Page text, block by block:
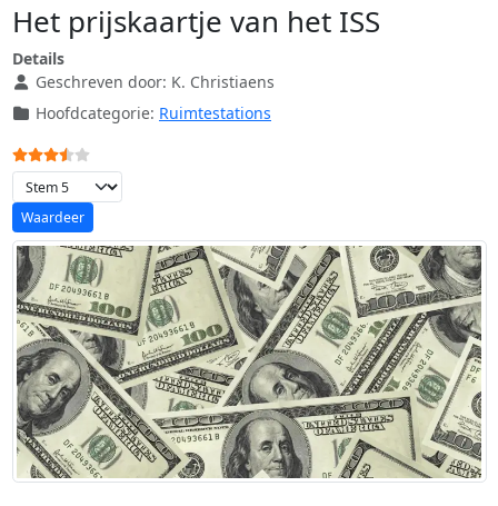
Het prijskaartje van het ISS
Details
Geschreven door: K. Christiaens
Hoofdcategorie: Ruimtestations
Gebruikerswaardering:
Voeg waardering toe